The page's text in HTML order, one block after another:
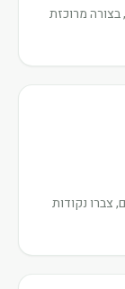
בצורה מרוכזת
צברו נקודות